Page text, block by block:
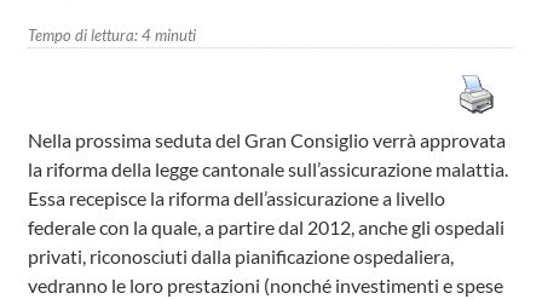
Tempo di lettura:4minuti
Nella prossima seduta del Gran Consiglio verrà approvata
la riforma della legge cantonale sull’assicurazione malattia.
Essa recepisce la riforma dell’assicurazione a livello
federale con la quale, a partire dal 2012, anche gli ospedali
privati, riconosciuti dalla pianificazione ospedaliera,
vedranno le loro prestazioni (nonché investimenti e spese